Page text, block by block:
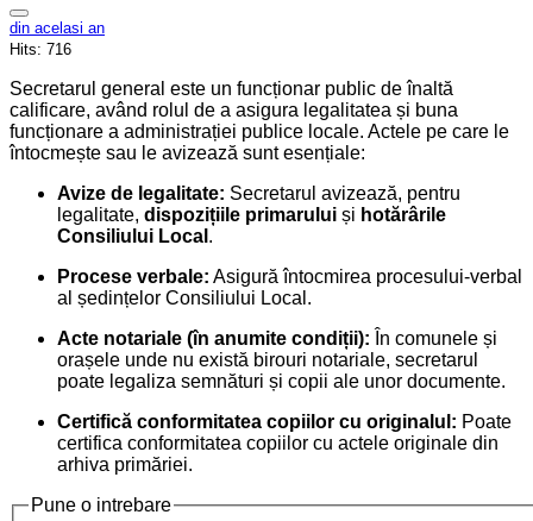
din acelasi an
Hits: 716
Secretarul general este un funcționar public de înaltă
calificare, având rolul de a asigura legalitatea și buna
funcționare a administrației publice locale. Actele pe care le
întocmește sau le avizează sunt esențiale:
Avize de legalitate: Secretarul avizează, pentru
legalitate, dispozițiile primarului și hotărârile
Consiliului Local .
Procese verbale: Asigură întocmirea procesului-verbal
al ședințelor Consiliului Local.
Acte notariale (în anumite condiții): În comunele și
orașele unde nu există birouri notariale, secretarul
poate legaliza semnături și copii ale unor documente.
Certifică conformitatea copiilor cu originalul: Poate
certifica conformitatea copiilor cu actele originale din
arhiva primăriei.
Pune o intrebare